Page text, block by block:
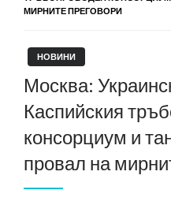
МИРНИТЕ ПРЕГОВОРИ
НОВИНИ
Москва:
Каспийския
консорциум и
провал на